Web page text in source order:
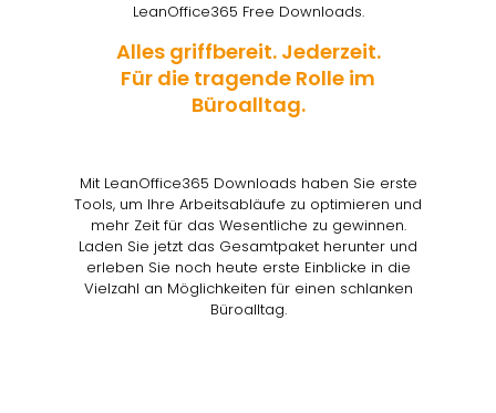
LeanOffice365 Free Downloads.
Alles griffbereit. Jederzeit.
Für die tragende Rolle im
Büroalltag.
Mit LeanOffice365 Downloads haben Sie erste
Tools, um Ihre Arbeitsabläufe zu optimieren und
mehr Zeit für das Wesentliche zu gewinnen.
Laden Sie jetzt das Gesamtpaket herunter und
erleben Sie noch heute erste Einblicke in die
Vielzahl an Möglichkeiten für einen schlanken
Büroalltag.